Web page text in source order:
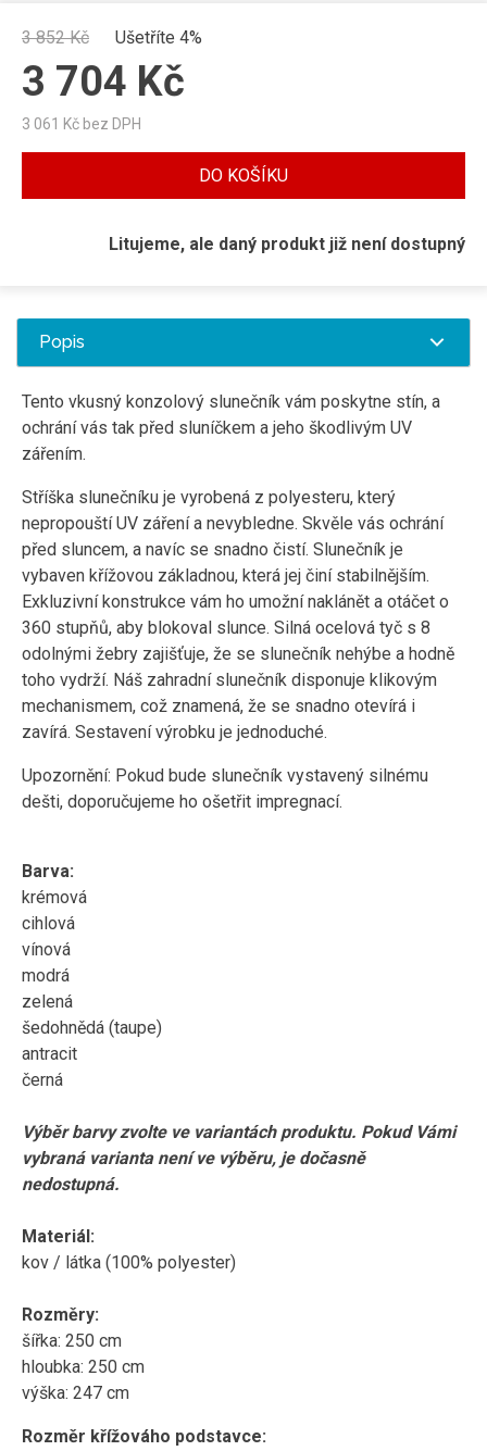
3 852Kč Ušetříte 4%
3 704 Kč
3 061 Kč bez DPH
DO KOŠÍKU
Litujeme, ale daný produkt již není dostupný
Popis
Tento vkusný konzolový slunečník vám poskytne stín, a
ochrání vás tak před sluníčkem a jeho škodlivým UV
zářením.
Stříška slunečníku je vyrobená z polyesteru, který
nepropouští UV záření a nevybledne. Skvěle vás ochrání
před sluncem, a navíc se snadno čistí. Slunečník je
vybaven křížovou základnou, která jej činí stabilnějším.
Exkluzivní konstrukce vám ho umožní naklánět a otáčet o
360 stupňů, aby blokoval slunce. Silná ocelová tyč s 8
odolnými žebry zajišťuje, že se slunečník nehýbe a hodně
toho vydrží. Náš zahradní slunečník disponuje klikovým
mechanismem, což znamená, že se snadno otevírá i
zavírá. Sestavení výrobku je jednoduché.
Upozornění: Pokud bude slunečník vystavený silnému
dešti, doporučujeme ho ošetřit impregnací.
Barva:
krémová
cihlová
vínová
modrá
zelená
šedohnědá (taupe)
antracit
černá
Výběr barvy zvolte ve variantách produktu. Pokud Vámi
vybraná varianta není ve výběru, je dočasně
nedostupná.
Materiál:
kov / látka (100% polyester)
Rozměry:
šířka: 250 cm
hloubka: 250 cm
výška: 247 cm
Rozměr křížováho podstavce: